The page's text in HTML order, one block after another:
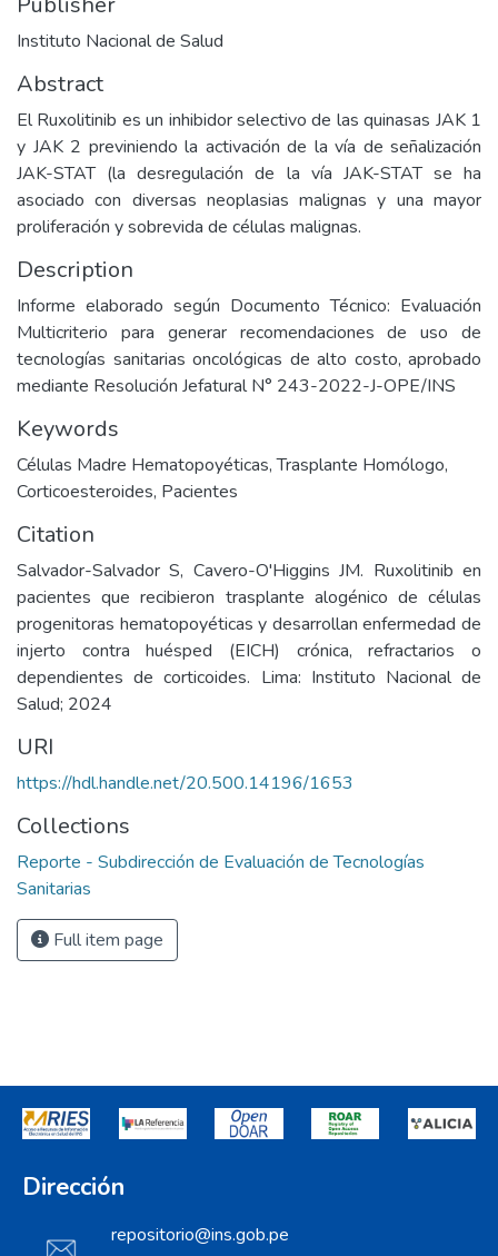
Instituto Nacional de Salud
Abstract
El Ruxolitinib es un inhibidor selectivo de las quinasas JAK 1
y JAK 2 previniendo la activación de la vía de señalización
JAK-STAT (la desregulación de la vía JAK-STAT se ha
asociado con diversas neoplasias malignas y una mayor
proliferación y sobrevida de células malignas.
Description
Informe elaborado según Documento Técnico: Evaluación
Multicriterio para generar recomendaciones de uso de
tecnologías sanitarias oncológicas de alto costo, aprobado
mediante Resolución Jefatural N° 243-2022-J-OPE/INS
Keywords
Células Madre Hematopoyéticas,Trasplante Homólogo,
Corticoesteroides, Pacientes
Citation
Salvador-Salvador S, Cavero-O'Higgins JM. Ruxolitinib en
pacientes que recibieron trasplante alogénico de células
progenitoras hematopoyéticas y desarrollan enfermedad de
injerto contra huésped (EICH) crónica, refractarios o
dependientes de corticoides. Lima: Instituto Nacional de
Salud; 2024
URI
https://hdl.handle.net/20.500.14196/1653
Collections
Reporte - Subdirección de Evaluación de Tecnologías
Sanitarias
Full item page
Dirección
repositorio@ins.gob.pe